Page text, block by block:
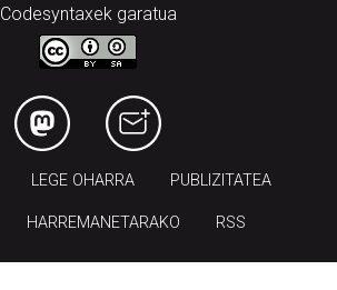
Codesyntaxek garatua
LEGE OHARRA PUBLIZITATEA
HARREMANETARAKO RSS